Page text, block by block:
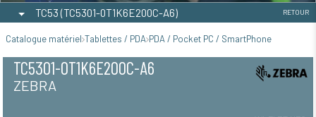
TC53 (TC5301-0T1K6E200C-A6) RETOUR
Catalogue matériel Tablettes / PDA PDA / Pocket PC / SmartPhone
TC5301-0T1K6E200C-A6
ZEBRA